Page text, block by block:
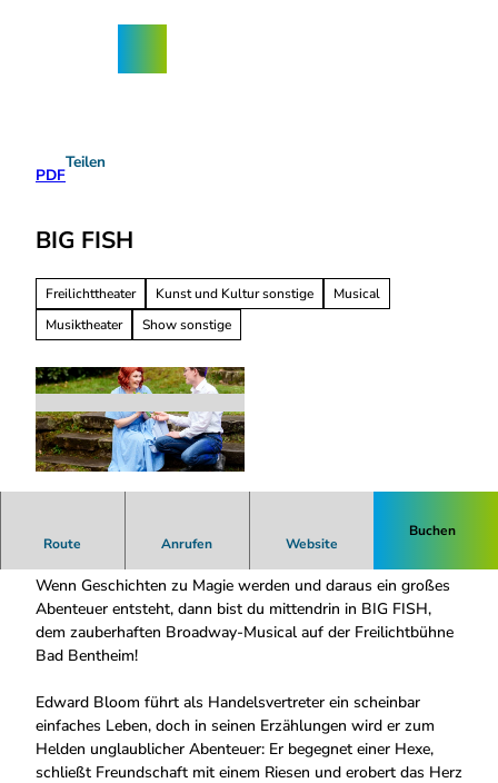
PDF
Teilen
BIG FISH
Freilichttheater Kunst und Kultur sonstige
Musical
Musiktheater
Show sonstige
Route Anrufen Website
Buchen
Manchmal ist die wichtigste Geschichte nicht die Wahrheit.
Wenn Geschichten zu Magie werden und daraus ein großes
Abenteuer entsteht, dann bist du mittendrin in BIG FISH,
dem zauberhaften Broadway-Musical auf der Freilichtbühne
Bad Bentheim!
Edward Bloom führt als Handelsvertreter ein scheinbar
einfaches Leben, doch in seinen Erzählungen wird er zum
Helden unglaublicher Abenteuer: Er begegnet einer Hexe,
schließt Freundschaft mit einem Riesen und erobert das Herz